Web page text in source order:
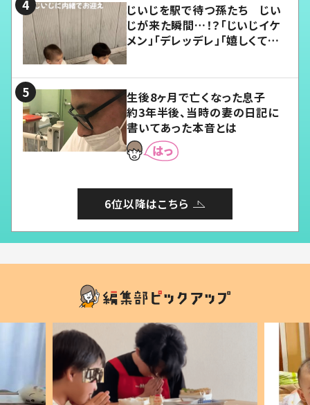
じいじを駅で待つ孫たち じい
じが来た瞬間…！？「じいじイケ
メン」「デレッデレ」「嬉しくて可
生後8ヶ月で亡くなった息子
約3年半後、当時の妻の日記に
書いてあった本音とは
6位以降はこちら